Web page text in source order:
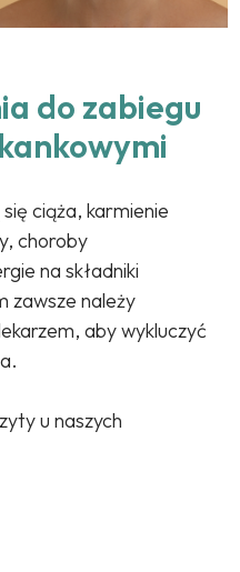
do zabiegu
ciąża, karmienie
choroby
na składniki
zawsze należy
aby wykluczyć
u naszych